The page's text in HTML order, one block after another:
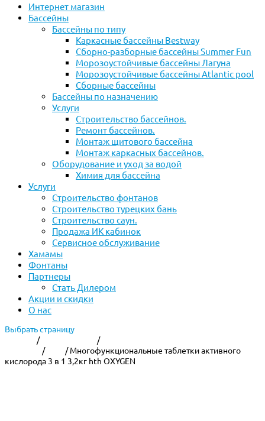
Интернет магазин
Бассейны
Бассейны по типу
Каркасные бассейны Bestway
Сборно-разборные бассейны Summer Fun
Морозоустойчивые бассейны Лагуна
Морозоустойчивые бассейны Atlantic pool
Сборные бассейны
Бассейны по назначению
Услуги
Строительство бассейнов.
Ремонт бассейнов.
Монтаж щитового бассейна
Монтаж каркасных бассейнов.
Оборудование и уход за водой
Химия для бассейна
Услуги
Строительство фонтанов
Строительство турецких бань
Строительство саун.
Продажа ИК кабинок
Сервисное обслуживание
Хамамы
Фонтаны
Партнеры
Стать Дилером
Акции и скидки
О нас
Выбрать страницу
/ /
/
/ Многофункциональные таблетки активного
кислорода 3 в 1 3,2кг hth OXYGEN